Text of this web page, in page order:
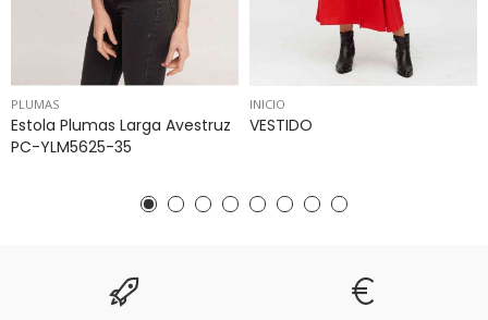
PLUMAS
Estola Plumas Larga Avestruz
PC-YLM5625-35
INICIO
VESTIDO